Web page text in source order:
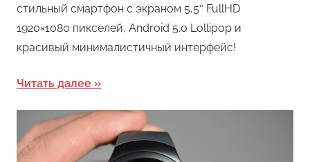
стильный смартфон с экраном 5,5″ FullHD
1920×1080 пикселей, Android 5.0 Lollipop и
красивый минималистичный интерфейс!
Читать далее